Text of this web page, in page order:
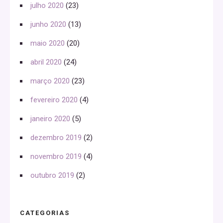
julho 2020 (23)
junho 2020 (13)
maio 2020 (20)
abril 2020 (24)
março 2020 (23)
fevereiro 2020 (4)
janeiro 2020 (5)
dezembro 2019 (2)
novembro 2019 (4)
outubro 2019 (2)
CATEGORIAS